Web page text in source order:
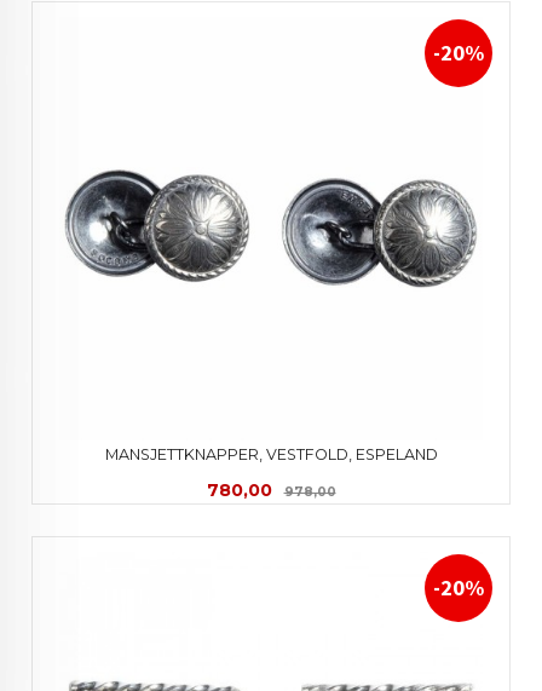
MANSJETTKNAPPER, VESTFOLD, ESPELAND
Tilbud
780,00 978,00Rabatt
-20%
-20%